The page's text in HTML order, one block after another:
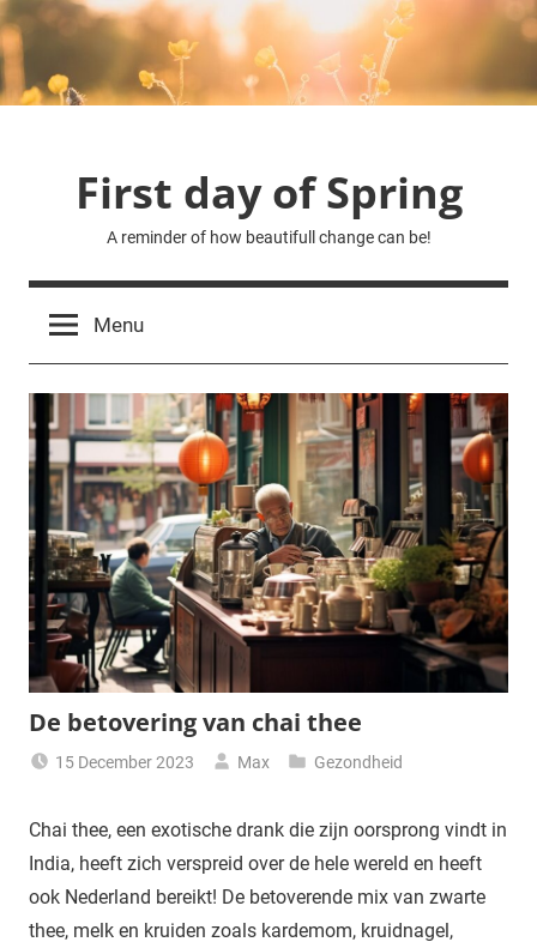
Skip
to
content
First day of Spring
A reminder of how beautifull change can be!
Menu
De betovering van chai thee
15 December 2023 Max Gezondheid
Chai thee, een exotische drank die zijn oorsprong vindt in
India, heeft zich verspreid over de hele wereld en heeft
ook Nederland bereikt! De betoverende mix van zwarte
thee, melk en kruiden zoals kardemom, kruidnagel,